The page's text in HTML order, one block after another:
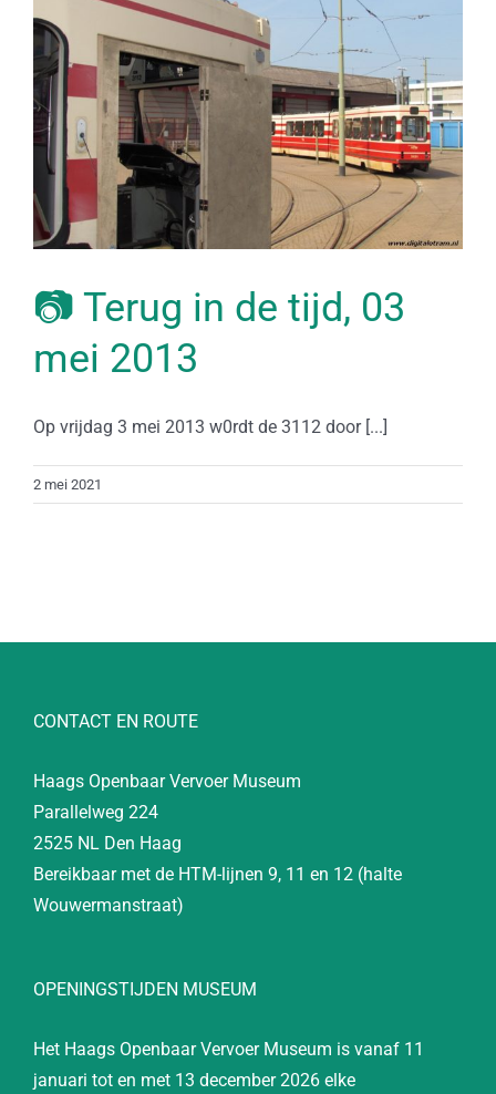
📷 Terug in de tijd, 03
mei 2013
Op vrijdag 3 mei 2013 w0rdt de 3112 door [...]
2 mei 2021
CONTACT EN ROUTE
Haags Openbaar Vervoer Museum
Parallelweg 224
2525 NL Den Haag
Bereikbaar met de HTM-lijnen 9, 11 en 12 (halte
Wouwermanstraat)
OPENINGSTIJDEN MUSEUM
Het Haags Openbaar Vervoer Museum is vanaf 11
januari tot en met 13 december 2026 elke